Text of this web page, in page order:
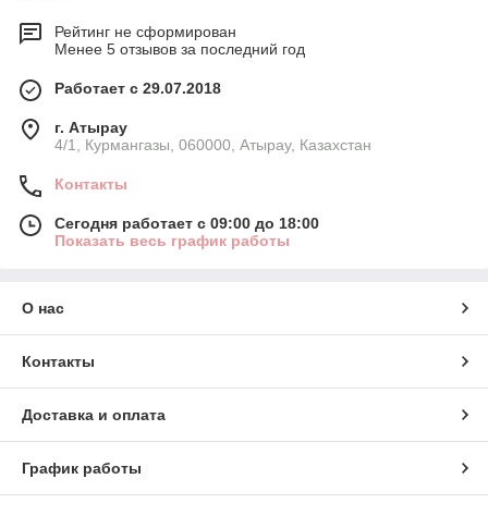
Рейтинг не сформирован
Менее 5 отзывов за последний год
Работает с 29.07.2018
г. Атырау
4/1, Курмангазы, 060000, Атырау, Казахстан
Контакты
Сегодня работает с 09:00 до 18:00
Показать весь график работы
О нас
Контакты
Доставка и оплата
График работы